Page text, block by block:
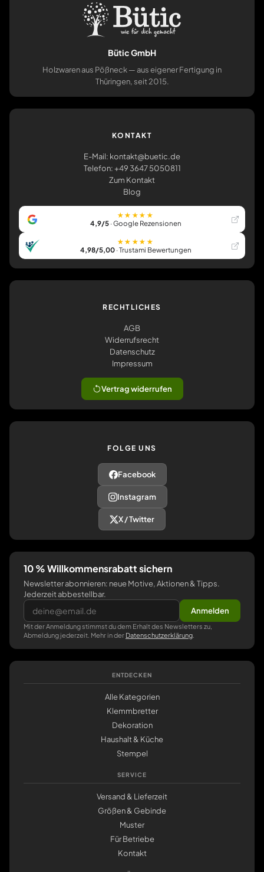
Bütic GmbH
Holzwaren aus Pößneck — aus eigener Fertigung in
Thüringen, seit 2015.
KONTAKT
E-Mail: kontakt@buetic.de
Telefon: +49 3647 5050811
Zum Kontakt
Blog
★★★★★
4,9/5· Google Rezensionen
★★★★★
4,98/5,00· Trustami Bewertungen
RECHTLICHES
AGB
Widerrufsrecht
Datenschutz
Impressum
Vertrag widerrufen
FOLGE UNS
Facebook
Instagram
X / Twitter
10 % Willkommensrabatt sichern
Newsletter abonnieren: neue Motive, Aktionen & Tipps.
Jederzeit abbestellbar.
Anmelden
Mit der Anmeldung stimmst du dem Erhalt des Newsletters zu,
Abmeldung jederzeit. Mehr in der Datenschutzerklärung
ENTDECKEN
Alle Kategorien
Klemmbretter
Dekoration
Haushalt & Küche
Stempel
SERVICE
Versand & Lieferzeit
Größen & Gebinde
Muster
Für Betriebe
Kontakt